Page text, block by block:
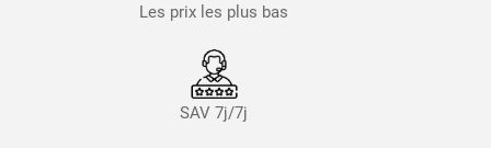
Les prix les plus bas
SAV 7j/7j